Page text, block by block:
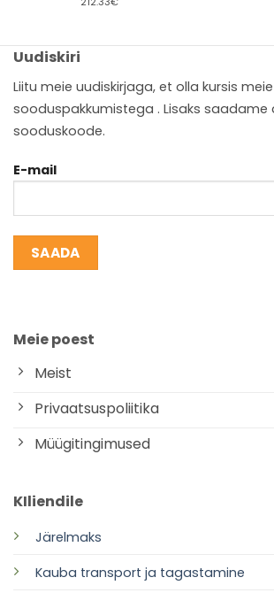
Uudiskiri
Liitu meie uudiskirjaga, et olla kursis meie
sooduspakkumistega . Lisaks
sooduskoode.
E-mail
KIliendile
Järelmaks
Kauba transport ja tagastamine
Meie poest
Meist
Privaatsuspoliitika
Müügitingimused